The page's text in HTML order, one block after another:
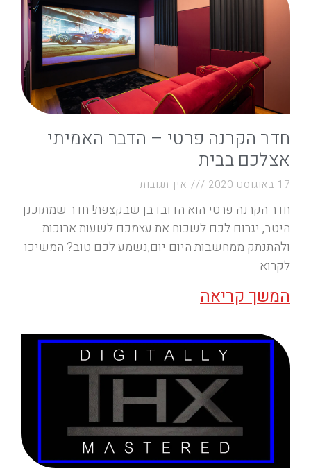
חדר הקרנה פרטי – הדבר האמיתי
אצלכם בבית
17 באוגוסט 2020 אין תגובות
חדר הקרנה פרטי הוא הדובדבן שבקצפת! חדר שמתוכנן
היטב, יגרום לכם לשכוח את עצמכם לשעות ארוכות
ולהתנתק ממחשבות היום יום,נשמע לכם טוב? המשיכו
לקרוא
המשך קריאה